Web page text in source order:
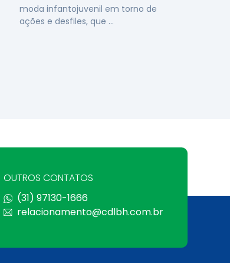
moda infantojuvenil em torno de
ações e desfiles, que …
OUTROS CONTATOS
(31) 97130-1666
relacionamento@cdlbh.com.br